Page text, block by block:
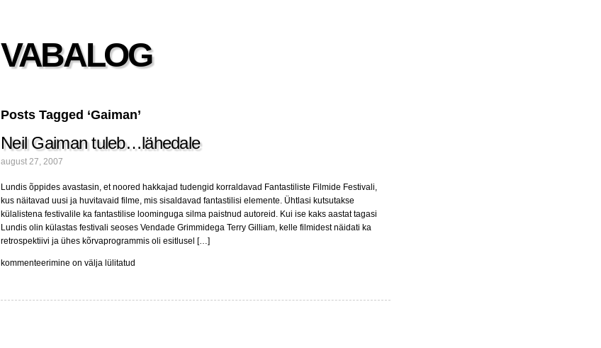
VABALOG
Posts Tagged ‘Gaiman’
Neil Gaiman tuleb…lähedale
august 27, 2007
Lundis õppides avastasin, et noored hakkajad tudengid korraldavad Fantastiliste Filmide Festivali,
kus näitavad uusi ja huvitavaid filme, mis sisaldavad fantastilisi elemente. Ühtlasi kutsutakse
külalistena festivalile ka fantastilise loominguga silma paistnud autoreid. Kui ise kaks aastat tagasi
Lundis olin külastas festivali seoses Vendade Grimmidega Terry Gilliam, kelle filmidest näidati ka
retrospektiivi ja ühes kõrvaprogrammis oli esitlusel […]
Neil
lähedale
kommenteerimine on välja lülitatud